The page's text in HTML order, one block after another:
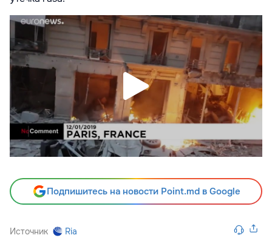
Подпишитесь на новости Point.md в Google
Источник Ria